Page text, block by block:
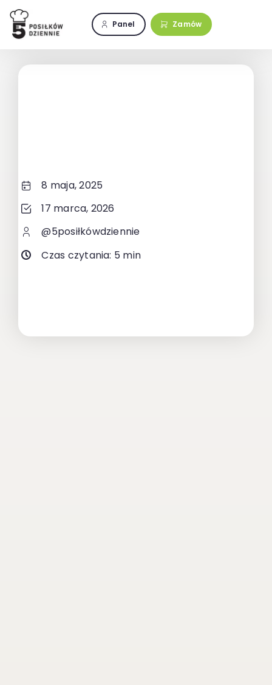
Przejdź
zawartości
Panel Zamów
8 maja, 2025
17 marca, 2026
@5posiłkówdziennie
Czas czytania: 5 min